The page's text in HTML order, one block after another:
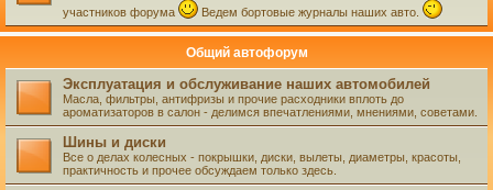
участников форума
Ведем бортовые журналы наших авто.
Общий автофорум
Эксплуатация и обслуживание наших автомобилей
Масла, фильтры, антифризы и прочие расходники вплоть до
ароматизаторов в салон - делимся впечатлениями, мнениями, советами.
Шины и диски
Все о делах колесных - покрышки, диски, вылеты, диаметры, красоты,
практичность и прочее обсуждаем только здесь.